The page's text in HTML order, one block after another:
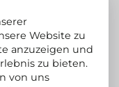
Website zu
anzuzeigen und
zu bieten.
von uns